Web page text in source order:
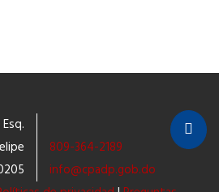
809-364-2189
info@cpadp.gob.do